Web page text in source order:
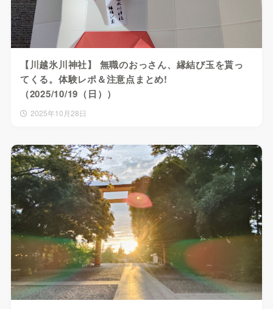
【川越氷川神社】 無職のおっさん、縁結び玉を貰っ
てくる。体験レポ＆注意点まとめ!
（2025/10/19（日））
2025年10月28日